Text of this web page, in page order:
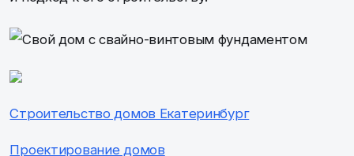
Строительство домов Екатеринбург
Проектирование домов